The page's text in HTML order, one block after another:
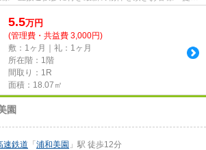
5.5万円
(管理費・共益費 3,000円)
敷：1ヶ月｜礼：1ヶ月
所在階：1階
間取り：1R
面積：18.07㎡
園
速鉄道 「 浦和美園 」駅 徒歩12分